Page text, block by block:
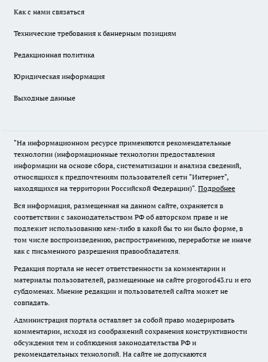
Как с нами связаться
Технические требования к баннерным позициям
Редакционная политика
Юридическая информация
Выходные данные
"На информационном ресурсе применяются рекомендательные
технологии (информационные технологии предоставления
информации на основе сбора, систематизации и анализа сведений,
относящихся к предпочтениям пользователей сети "Интернет",
находящихся на территории Российской Федерации)". Подробнее
Вся информация, размещенная на данном сайте, охраняется в
соответствии с законодательством РФ об авторском праве и не
подлежит использованию кем-либо в какой бы то ни было форме, в
том числе воспроизведению, распространению, переработке не иначе
как с письменного разрешения правообладателя.
Редакция портала не несет ответственности за комментарии и
материалы пользователей, размещенные на сайте progorod43.ru и его
субдоменах. Мнение редакции и пользователей сайта может не
совпадать.
Администрация портала оставляет за собой право модерировать
комментарии, исходя из соображений сохранения конструктивности
обсуждения тем и соблюдения законодательства РФ и
рекомендательных технологий. На сайте не допускаются